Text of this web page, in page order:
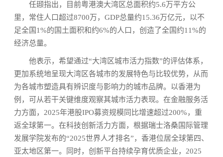
任颋指出，目前粤港澳大湾区总面积约5.6万平方公
里，常住人口超过8700万，GDP总量约15.36万亿元，以不
足全国1%的国土面积和约6%的人口，创造了全国约11%的
经济总量。
他表示，希望通过“大湾区城市活力指数”的评估体系，
更加系统地呈现大湾区各城市的发展特色与比较优势，从而
为各城市塑造具有辨识度与影响力的城市品牌。以香港为
例，可从若干关键维度观察其城市活力表现。在金融服务活
力方面，2025年港股IPO募资规模同比增速超过200%，重
返全球第一。在科技创新活力方面，根据瑞士洛桑国际管理
发展学院发布的“2025世界人才排名”，香港位居全球第四、
亚太地区第一。同时，创新平台持续孕育优质企业，2025